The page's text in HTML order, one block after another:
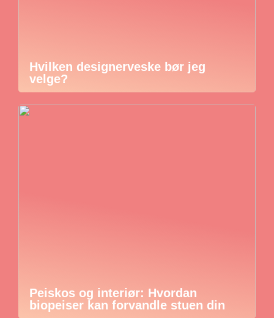
Hvilken designerveske bør jeg
velge?
Peiskos og interiør: Hvordan
biopeiser kan forvandle stuen din